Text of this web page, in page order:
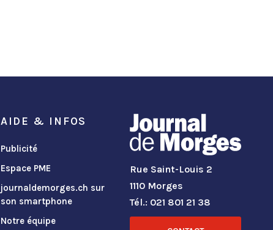
AIDE & INFOS
Publicité
Espace PME
journaldemorges.ch sur
son smartphone
Notre équipe
Rue Saint-Louis 2
1110 Morges
Tél.: 021 801 21 38